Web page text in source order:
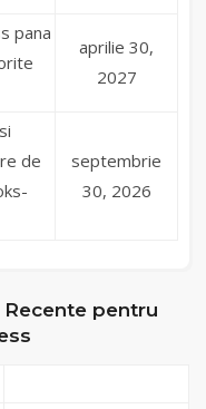
pana
aprilie 30,
2027
de
septembrie
30, 2026
pentru